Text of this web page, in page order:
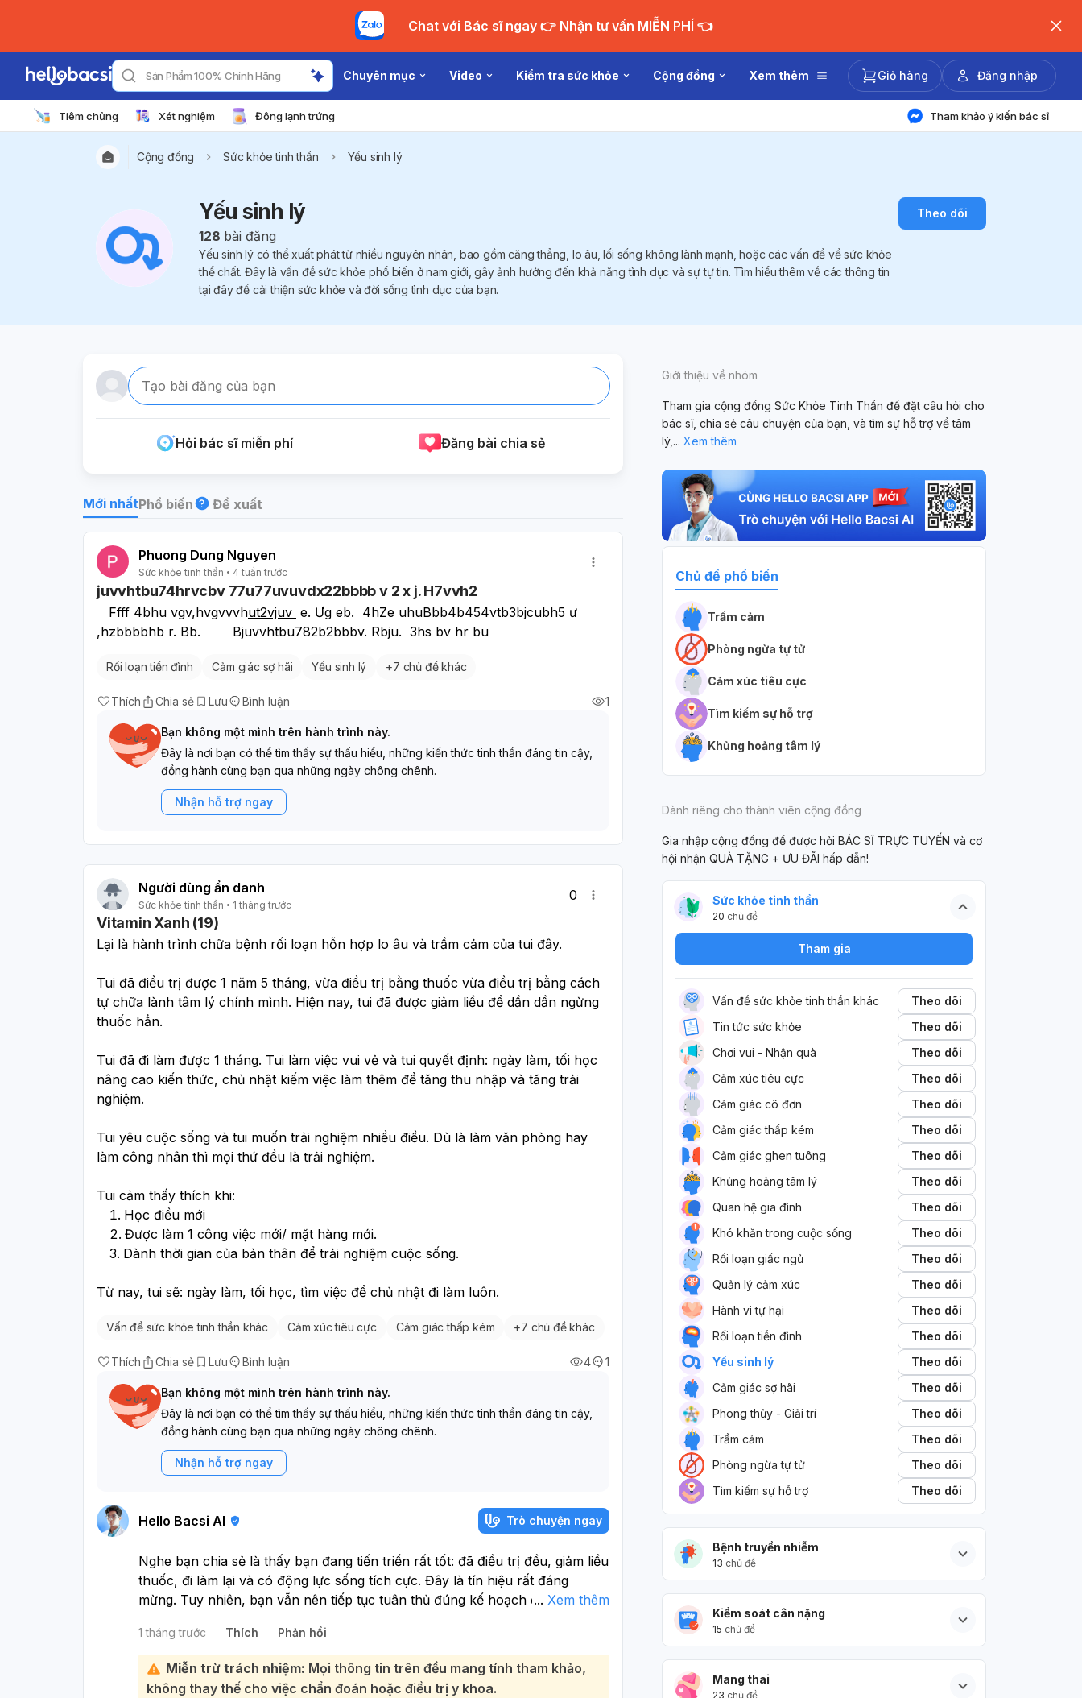
Chat với Bác sĩ ngay 👉 Nhận tư vấn MIỄN PHÍ 👈
Sản Phẩm 100% Chính Hãng Chuyên mục Video Kiểm tra sức khỏe Cộng đồng Xem thêm Giỏ hàng Đăng nhập
Tiêm chủng Xét nghiệm Đông lạnh trứng Tham khảo ý kiến bác sĩ
Cộng đồng Sức khỏe tinh thần Yếu sinh lý
Yếu sinh lý
128 bài đăng
Yếu sinh lý có thể xuất phát từ nhiều nguyên nhân, bao gồm căng thẳng, lo âu, lối sống không lành mạnh, hoặc các vấn đề về sức khỏe
thể chất. Đây là vấn đề sức khỏe phổ biến ở nam giới, gây ảnh hưởng đến khả năng tình dục và sự tự tin. Tìm hiểu thêm về các thông tin
tại đây để cải thiện sức khỏe và đời sống tình dục của bạn.
Theo dõi
Tạo bài đăng của bạn
Hỏi bác sĩ miễn phí Đăng bài chia sẻ
Mới nhấtPhổ biến Đề xuất
Phuong Dung Nguyen
Sức khỏe tinh thần 4 tuần trước
juvvhtbu74hrvcbv 77u77uvuvdx22bbbb v 2 x j. H7vvh2
   Ffff 4bhu vgv,hvgvvvh
ut2vjuv e. Ưg eb.  4hZe uhuBbb4b454vtb3bjcubh5 ư
,hzbbbbhb r. Bb.        Bjuvvhtbu782b2bbbv. Rbju.  3hs bv hr bu
Rối loạn tiền đình Cảm giác sợ hãi Yếu sinh lý +7 chủ đề khác
Thích Chia sẻ Lưu Bình luận 1
Bạn không một mình trên hành trình này.
Đây là nơi bạn có thể tìm thấy sự thấu hiểu, những kiến thức tinh thần đáng tin cậy,
đồng hành cùng bạn qua những ngày chông chênh.
Nhận hỗ trợ ngay
Người dùng ẩn danh
Sức khỏe tinh thần 1 tháng trước
0
Vitamin Xanh (19)
Lại là hành trình chữa bệnh rối loạn hỗn hợp lo âu và trầm cảm của tui đây.
Tui đã điều trị được 1 năm 5 tháng, vừa điều trị bằng thuốc vừa điều trị bằng cách
tự chữa lành tâm lý chính mình. Hiện nay, tui đã được giảm liều để dần dần ngừng
thuốc hẳn.
Tui đã đi làm được 1 tháng. Tui làm việc vui vẻ và tui quyết định: ngày làm, tối học
nâng cao kiến thức, chủ nhật kiếm việc làm thêm để tăng thu nhập và tăng trải
nghiệm.
Tui yêu cuộc sống và tui muốn trải nghiệm nhiều điều. Dù là làm văn phòng hay
làm công nhân thì mọi thứ đều là trải nghiệm.
Tui cảm thấy thích khi:
Học điều mới
Được làm 1 công việc mới/ mặt hàng mới.
Dành thời gian của bản thân để trải nghiệm cuộc sống.
Từ nay, tui sẽ: ngày làm, tối học, tìm việc để chủ nhật đi làm luôn.
Vấn đề sức khỏe tinh thần khác Cảm xúc tiêu cực Cảm giác thấp kém +7 chủ đề khác
Thích Chia sẻ Lưu Bình luận 4 1
Bạn không một mình trên hành trình này.
Đây là nơi bạn có thể tìm thấy sự thấu hiểu, những kiến thức tinh thần đáng tin cậy,
đồng hành cùng bạn qua những ngày chông chênh.
Nhận hỗ trợ ngay
Hello Bacsi AI Trò chuyện ngay
Nghe bạn chia sẻ là thấy bạn đang tiến triển rất tốt: đã điều trị đều, giảm liều
thuốc, đi làm lại và có động lực sống tích cực. Đây là tín hiệu rất đáng
mừng. Tuy nhiên, bạn vẫn nên tiếp tục tuân thủ đúng kế hoạch điều trị và
kiên nhẫn và không nên tự ý dừng đột ngột.:
Việc bạn muốn ngày làm, tối học, chủ nhật làm thêm là rất năng động,
nhưng nên sắp xếp vừa sức để tránh quá tải, thiếu ngủ hoặc tái phát lo
...Xem thêm
1 tháng trước Thích Phản hồi
Miễn trừ trách nhiệm: Mọi thông tin trên đều mang tính tham khảo,
không thay thế cho việc chẩn đoán hoặc điều trị y khoa.
Giới thiệu về nhóm
Tham gia cộng đồng Sức Khỏe Tinh Thần để đặt câu hỏi cho
bác sĩ, chia sẻ câu chuyện của bạn, và tìm sự hỗ trợ về tâm
lý, ...Xem thêm
Chủ đề phổ biến
Trầm cảm
Phòng ngừa tự tử
Cảm xúc tiêu cực
Tìm kiếm sự hỗ trợ
Khủng hoảng tâm lý
Dành riêng cho thành viên cộng đồng
Gia nhập cộng đồng để được hỏi BÁC SĨ TRỰC TUYẾN và cơ
hội nhận QUÀ TẶNG + ƯU ĐÃI hấp dẫn!
Sức khỏe tinh thần
20 chủ đề
Tham gia
Vấn đề sức khỏe tinh thần khác
Theo dõi
Tin tức sức khỏe
Theo dõi
Chơi vui - Nhận quà
Theo dõi
Cảm xúc tiêu cực
Theo dõi
Cảm giác cô đơn
Theo dõi
Cảm giác thấp kém
Theo dõi
Cảm giác ghen tuông
Theo dõi
Khủng hoảng tâm lý
Theo dõi
Quan hệ gia đình
Theo dõi
Khó khăn trong cuộc sống
Theo dõi
Rối loạn giấc ngủ
Theo dõi
Quản lý cảm xúc
Theo dõi
Hành vi tự hại
Theo dõi
Rối loạn tiền đình
Theo dõi
Yếu sinh lý
Theo dõi
Cảm giác sợ hãi
Theo dõi
Phong thủy - Giải trí
Theo dõi
Trầm cảm
Theo dõi
Phòng ngừa tự tử
Theo dõi
Tìm kiếm sự hỗ trợ
Theo dõi
Bệnh truyền nhiễm
13 chủ đề
Kiểm soát cân nặng
15 chủ đề
Mang thai
23 chủ đề